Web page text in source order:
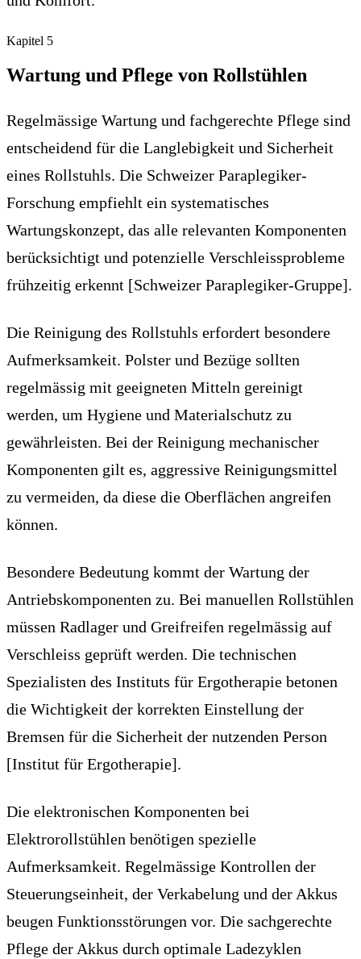
Kapitel 5
Wartung und Pflege von Rollstühlen
Regelmässige Wartung und fachgerechte Pflege sind
entscheidend für die Langlebigkeit und Sicherheit
eines Rollstuhls. Die Schweizer Paraplegiker-
Forschung empfiehlt ein systematisches
Wartungskonzept, das alle relevanten Komponenten
berücksichtigt und potenzielle Verschleissprobleme
frühzeitig erkennt [Schweizer Paraplegiker-Gruppe].
Die Reinigung des Rollstuhls erfordert besondere
Aufmerksamkeit. Polster und Bezüge sollten
regelmässig mit geeigneten Mitteln gereinigt
werden, um Hygiene und Materialschutz zu
gewährleisten. Bei der Reinigung mechanischer
Komponenten gilt es, aggressive Reinigungsmittel
zu vermeiden, da diese die Oberflächen angreifen
können.
Besondere Bedeutung kommt der Wartung der
Antriebskomponenten zu. Bei manuellen Rollstühlen
müssen Radlager und Greifreifen regelmässig auf
Verschleiss geprüft werden. Die technischen
Spezialisten des Instituts für Ergotherapie betonen
die Wichtigkeit der korrekten Einstellung der
Bremsen für die Sicherheit der nutzenden Person
[Institut für Ergotherapie].
Die elektronischen Komponenten bei
Elektrorollstühlen benötigen spezielle
Aufmerksamkeit. Regelmässige Kontrollen der
Steuerungseinheit, der Verkabelung und der Akkus
beugen Funktionsstörungen vor. Die sachgerechte
Pflege der Akkus durch optimale Ladezyklen